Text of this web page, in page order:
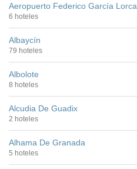
Aeropuerto Federico García
6 hoteles
Albaycín
79 hoteles
Albolote
8 hoteles
Alcudia De Guadix
2 hoteles
Alhama De Granada
5 hoteles